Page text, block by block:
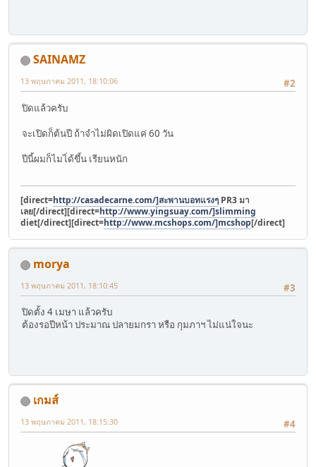
SAINAMZ
#2
13 พฤษภาคม 2011, 18:10:06
ปิดแล้วครับ
จะเปิดก็ต้นปี ถ้าจำไม่ผิดเปิดแค่ 60 วัน
ปีนี้ผมก็ไมไ่ด้ขึ้น เรียนหนัก
[direct=http://casadecarne.com/]สะพานบอทแรงๆ PR3 มา
เลย[/direct][direct=http://www.yingsuay.com/]slimming
diet[/direct][direct=http://www.mcshops.com/]mcshop[/direct]
morya
#3
13 พฤษภาคม 2011, 18:10:45
ปิดตั้ง 4 เมษา แล้วครับ
ต้องรอปีหน้า ประมาณ ปลายมกรา หรือ กุมภาฯ ไม่แน่ใจนะ
เกมส์
#4
13 พฤษภาคม 2011, 18:15:30